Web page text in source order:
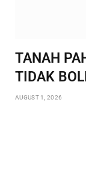
TANAH
TIDAK
AUGUST 1, 2026